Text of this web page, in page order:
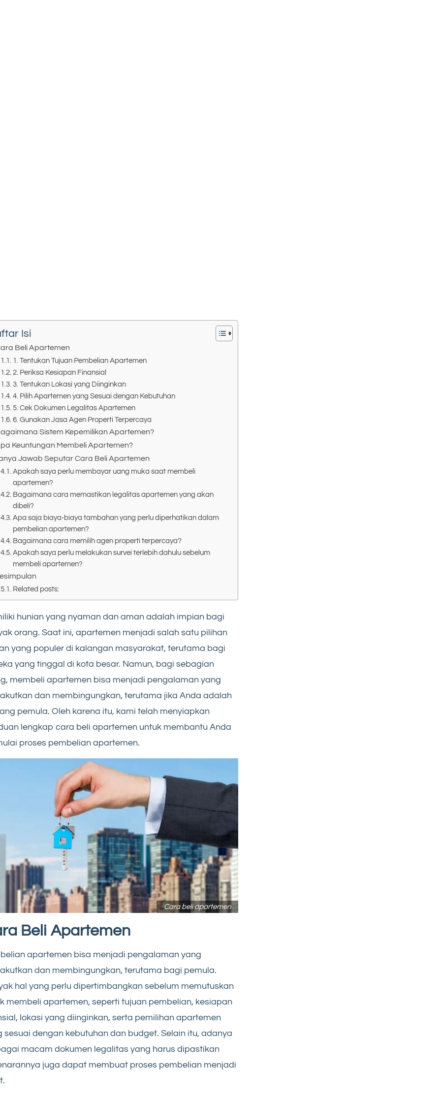
Isi
Beli Apartemen
1. Tentukan Tujuan Pembelian Apartemen
2. Periksa Kesiapan Finansial
3. Tentukan Lokasi yang Diinginkan
4. Pilih Apartemen yang Sesuai dengan Kebutuhan
5. Cek Dokumen Legalitas Apartemen
6. Gunakan Jasa Agen Properti Terpercaya
Sistem Kepemilikan Apartemen?
Keuntungan Membeli Apartemen?
Jawab Seputar Cara Beli Apartemen
Apakah saya perlu membayar uang muka saat membeli
apartemen?
Bagaimana cara memastikan legalitas apartemen yang akan
dibeli?
Apa saja biaya-biaya tambahan yang perlu diperhatikan dalam
pembelian apartemen?
Bagaimana cara memilih agen properti terpercaya?
Apakah saya perlu melakukan survei terlebih dahulu sebelum
membeli apartemen?
Related posts:
hunian yang nyaman dan aman adalah impian bagi
orang. Saat ini, apartemen menjadi salah satu pilihan
yang populer di kalangan masyarakat, terutama bagi
yang tinggal di kota besar. Namun, bagi sebagian
membeli apartemen bisa menjadi pengalaman yang
dan membingungkan, terutama jika Anda adalah
pemula. Oleh karena itu, kami telah menyiapkan
lengkap cara beli apartemen untuk membantu Anda
proses pembelian apartemen.
Cara beli apartemen
Beli Apartemen
apartemen bisa menjadi pengalaman yang
dan membingungkan, terutama bagi pemula.
hal yang perlu dipertimbangkan sebelum memutuskan
membeli apartemen, seperti tujuan pembelian, kesiapan
lokasi yang diinginkan, serta pemilihan apartemen
sesuai dengan kebutuhan dan budget. Selain itu, adanya
macam dokumen legalitas yang harus dipastikan
juga dapat membuat proses pembelian menjadi